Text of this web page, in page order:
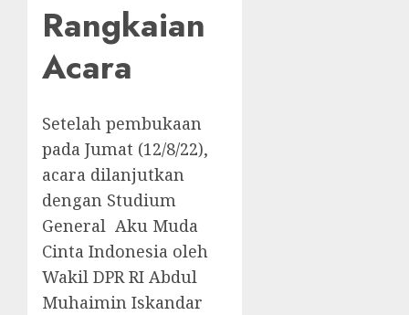
Rangkaian
Acara
Setelah pembukaan
pada Jumat (12/8/22),
acara dilanjutkan
dengan Studium
General Aku Muda
Cinta Indonesia oleh
Wakil DPR RI Abdul
Muhaimin Iskandar